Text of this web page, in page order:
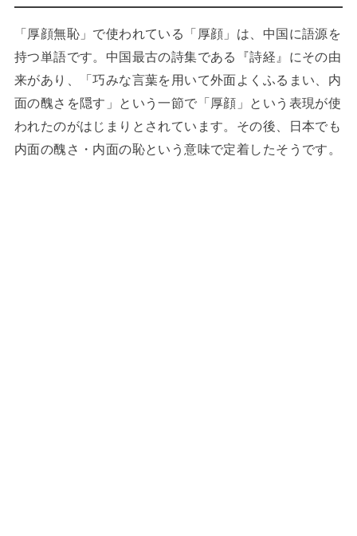
「厚顔無恥」で使われている「厚顔」は、中国に語源を
持つ単語です。中国最古の詩集である『詩経』にその由
来があり、「巧みな言葉を用いて外面よくふるまい、内
面の醜さを隠す」という一節で「厚顔」という表現が使
われたのがはじまりとされています。その後、日本でも
内面の醜さ・内面の恥という意味で定着したそうです。